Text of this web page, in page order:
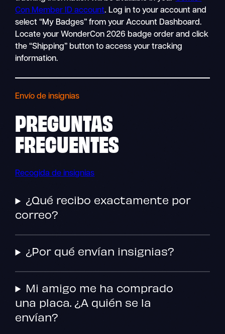
Con Member ID account. Log in to your account and
select “My Badges” from your Account Dashboard.
Locate your WonderCon 2026 badge order and click
the “Shipping” button to access your tracking
information.
Envío de insignias
PREGUNTAS
FRECUENTES
Recogida de insignias
¿Qué recibo exactamente por
correo?
¿Por qué envían insignias?
Mi amigo me ha comprado
una placa. ¿A quién se la
envían?